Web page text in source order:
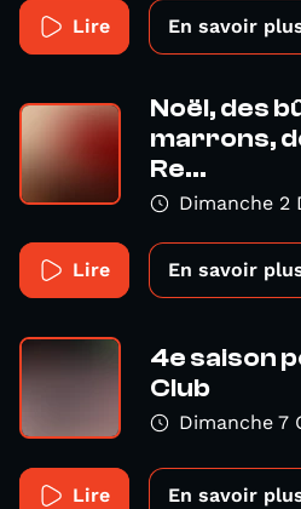
Lire En savoir
Noël, des
marrons,
Re...
Dimanche 2
Lire En savoir
4e saison
Club
Dimanche 7
Lire En savoir